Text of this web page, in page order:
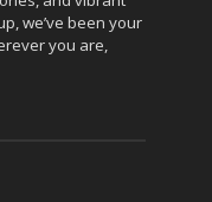
we’ve been your
you are,